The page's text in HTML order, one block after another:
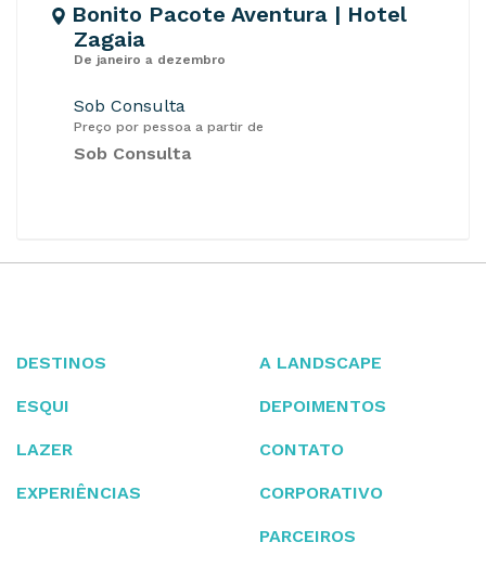
Bonito Pacote Aventura | Hotel
Zagaia
De janeiro a dezembro
Sob Consulta
Preço por pessoa a partir de
Sob Consulta
DESTINOS
ESQUI
LAZER
EXPERIÊNCIAS
A LANDSCAPE
DEPOIMENTOS
CONTATO
CORPORATIVO
PARCEIROS